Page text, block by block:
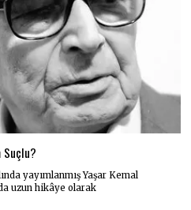
Suçlu?
yayımlanmış Yaşar Kemal
uzun hikâye olarak